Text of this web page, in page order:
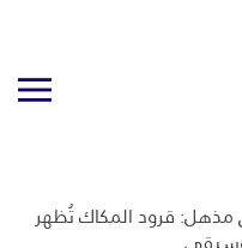
قرود المكاك تُظهر